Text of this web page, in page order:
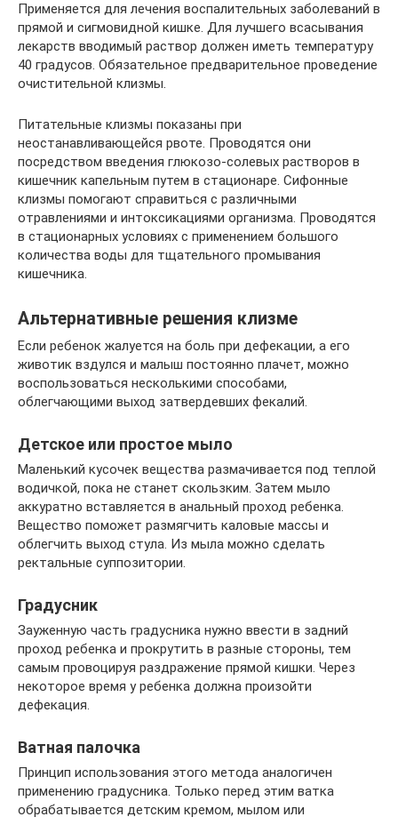
Применяется для лечения воспалительных заболеваний в
прямой и сигмовидной кишке. Для лучшего всасывания
лекарств вводимый раствор должен иметь температуру
40 градусов. Обязательное предварительное проведение
очистительной клизмы.
Питательные клизмы показаны при
неостанавливающейся рвоте. Проводятся они
посредством введения глюкозо-солевых растворов в
кишечник капельным путем в стационаре. Сифонные
клизмы помогают справиться с различными
отравлениями и интоксикациями организма. Проводятся
в стационарных условиях с применением большого
количества воды для тщательного промывания
кишечника.
Альтернативные решения клизме
Если ребенок жалуется на боль при дефекации, а его
животик вздулся и малыш постоянно плачет, можно
воспользоваться несколькими способами,
облегчающими выход затвердевших фекалий.
Детское или простое мыло
Маленький кусочек вещества размачивается под теплой
водичкой, пока не станет скользким. Затем мыло
аккуратно вставляется в анальный проход ребенка.
Вещество поможет размягчить каловые массы и
облегчить выход стула. Из мыла можно сделать
ректальные суппозитории.
Градусник
Зауженную часть градусника нужно ввести в задний
проход ребенка и прокрутить в разные стороны, тем
самым провоцируя раздражение прямой кишки. Через
некоторое время у ребенка должна произойти
дефекация.
Ватная палочка
Принцип использования этого метода аналогичен
применению градусника. Только перед этим ватка
обрабатывается детским кремом, мылом или